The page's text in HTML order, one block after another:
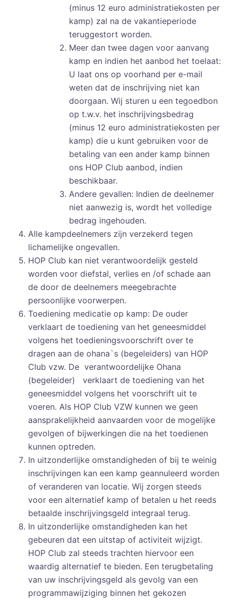
(minus 12 euro administratiekosten per
kamp) zal na de vakantieperiode
teruggestort worden.
Meer dan twee dagen voor aanvang
kamp en indien het aanbod het toelaat:
U laat ons op voorhand per e-mail
weten dat de inschrijving niet kan
doorgaan. Wij sturen u een tegoedbon
op t.w.v. het inschrijvingsbedrag
(minus 12 euro administratiekosten per
kamp) die u kunt gebruiken voor de
betaling van een ander kamp binnen
ons HOP Club aanbod, indien
beschikbaar.
Andere gevallen: Indien de deelnemer
niet aanwezig is, wordt het volledige
bedrag ingehouden.
Alle kampdeelnemers zijn verzekerd tegen
lichamelijke ongevallen.
HOP Club kan niet verantwoordelijk gesteld
worden voor diefstal, verlies en /of schade aan
de door de deelnemers meegebrachte
persoonlijke voorwerpen.
Toediening medicatie op kamp: De ouder
verklaart de toediening van het geneesmiddel
volgens het toedieningsvoorschrift over te
dragen aan de ohana`s (begeleiders) van HOP
Club vzw. De verantwoordelijke Ohana
(begeleider) verklaart de toediening van het
geneesmiddel volgens het voorschrift uit te
voeren. Als HOP Club VZW kunnen we geen
aansprakelijkheid aanvaarden voor de mogelijke
gevolgen of bijwerkingen die na het toedienen
kunnen optreden.
In uitzonderlijke omstandigheden of bij te weinig
inschrijvingen kan een kamp geannuleerd worden
of veranderen van locatie. Wij zorgen steeds
voor een alternatief kamp of betalen u het reeds
betaalde inschrijvingsgeld integraal terug.
In uitzonderlijke omstandigheden kan het
gebeuren dat een uitstap of activiteit wijzigt.
HOP Club zal steeds trachten hiervoor een
waardig alternatief te bieden. Een terugbetaling
van uw inschrijvingsgeld als gevolg van een
programmawijziging binnen het gekozen